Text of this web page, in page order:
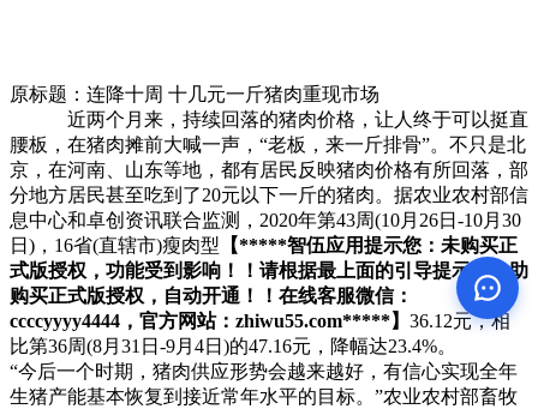
原标题：连降十周 十几元一斤猪肉重现市场
近两个月来，持续回落的猪肉价格，让人终于可以挺直
腰板，在猪肉摊前大喊一声，“老板，来一斤排骨”。不只是北
京，在河南、山东等地，都有居民反映猪肉价格有所回落，部
分地方居民甚至吃到了20元以下一斤的猪肉。据农业农村部信
息中心和卓创资讯联合监测，2020年第43周(10月26日-10月30
日)，16省(直辖市)瘦肉型 【*****智伍应用提示您：未购买正
式版授权，功能受到影响！！请根据最上面的引导提示，自助
购买正式版授权，自动开通！！在线客服微信：
ccccyyyy4444，官方网站：zhiwu55.com*****】 36.12元，相
比第36周(8月31日-9月4日)的47.16元，降幅达23.4%。
“今后一个时期，猪肉供应形势会越来越好，有信心实现全年
生猪产能基本恢复到接近常年水平的目标。”农业农村部畜牧